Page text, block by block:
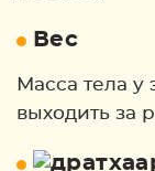
Вес
Масса тела у
выходить за